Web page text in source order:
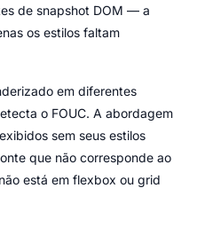
de snapshot DOM — a
os estilos faltam
em diferentes
o FOUC. A abordagem
sem seus estilos
que não corresponde ao
está em flexbox ou grid